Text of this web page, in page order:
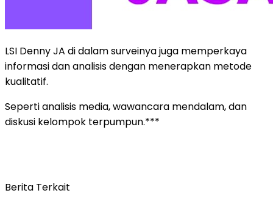
LSI Denny JA di dalam surveinya juga memperkaya
informasi dan analisis dengan menerapkan metode
kualitatif.
Seperti analisis media, wawancara mendalam, dan
diskusi kelompok terpumpun.***
Berita Terkait